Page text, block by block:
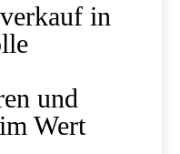
in
und
Wert